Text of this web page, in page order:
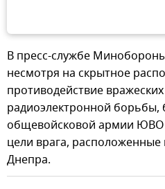
В пресс-службе
несмотря на скрытное
противодействие
радиоэлектронной борьбы,
общевойсковой армии
цели врага,
Днепра.